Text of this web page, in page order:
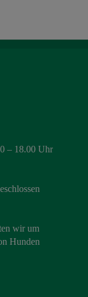
– 18.00 Uhr
wir um
Hunden